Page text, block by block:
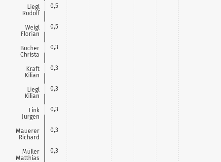
Liegl
Rudolf
Weigl
Florian
Bucher
Christa
Kraft
Kilian
Liegl
Kilian
Link
Jürgen
Mauerer
Richard
Müller
Matthias
0,5
0,5
0,3
0,3
0,3
0,3
0,3
0,3